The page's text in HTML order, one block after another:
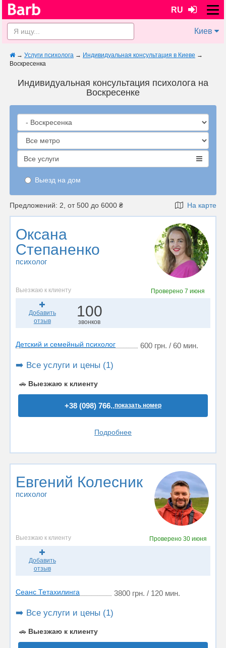
RU
Киев
→ Услуги психолога → Индивидуальная консультация в Киеве →
Воскресенка
Индивидуальная консультация психолога на
Воскресенке
Все услуги
Выезд на дом
Предложений: 2, от 500 до 6000 ₴ На карте
Оксана
Степаненко
психолог
Выезжаю к клиенту Проверено7 июня
Добавить
отзыв
100
звонков
Детский и семейный психолог 600 грн. / 60 мин.
➡️ Все услуги и цены (1)
🚗 Выезжаю к клиенту
+38 (098) 766..показать номер
Подробнее
Евгений Колесник
психолог
Выезжаю к клиенту Проверено 30 июня
Добавить
отзыв
Сеанс Тетахилинга 3800 грн. / 120 мин.
➡️ Все услуги и цены (1)
🚗 Выезжаю к клиенту